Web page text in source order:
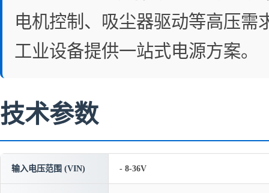
电机控制、吸尘器驱动等高压需
工业设备提供一站式电源方案。
技术参数
输入电压范围 (VIN) - 8-36V